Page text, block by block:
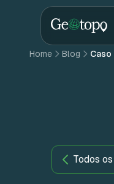
Skip to main content
Home Blog
Todos